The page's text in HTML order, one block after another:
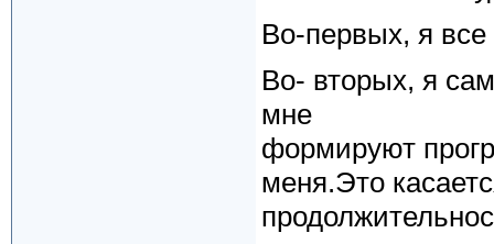
Во-первых, я все
Во- вторых, я
мне
формируют
меня.Это